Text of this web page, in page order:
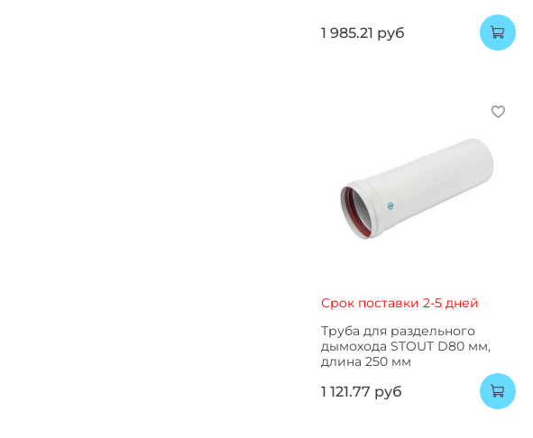
1 985.21 руб
Срок поставки 2-5 дней
Труба для раздельного
дымохода STOUT D80 мм,
длина 250 мм
1 121.77 руб